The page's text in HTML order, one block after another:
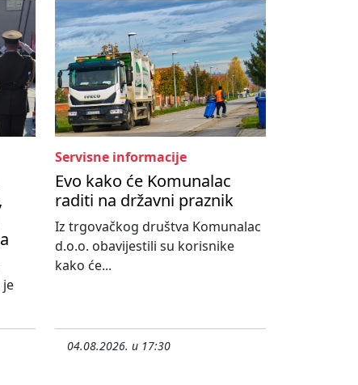
je
Servisne informacije
Evo kako će Komunalac
raditi na državni praznik
Iz trgovačkog društva Komunalac
d.o.o. obavijestili su korisnike
kako će...
04.08.2026. u 17:30